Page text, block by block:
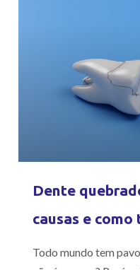
Dente
causas e
Todo mundo tem